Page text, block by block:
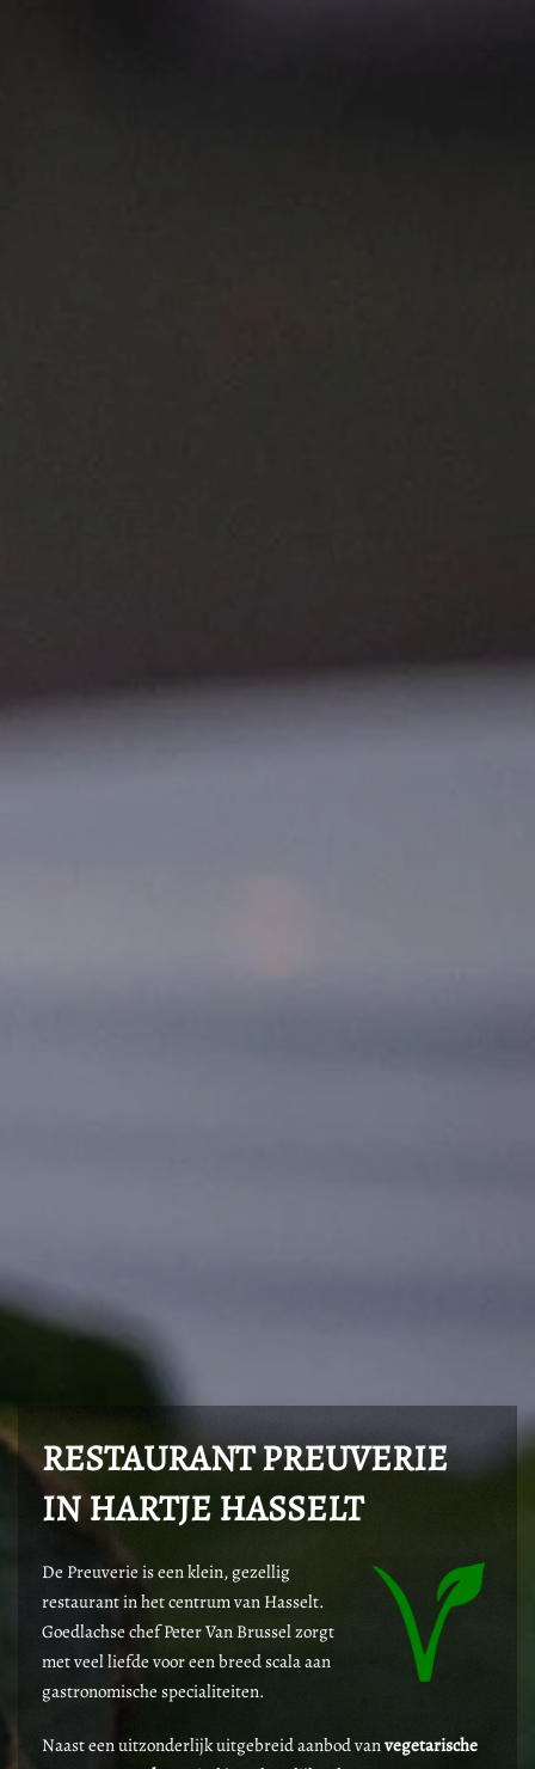
RESTAURANT PREUVERIE
IN HARTJE HASSELT
De Preuverie is een klein, gezellig
restaurant in het centrum van Hasselt.
Goedlachse chef Peter Van Brussel zorgt
met veel liefde voor een breed scala aan
gastronomische specialiteiten.
Naast een uitzonderlijk uitgebreid aanbod vanvegetarische